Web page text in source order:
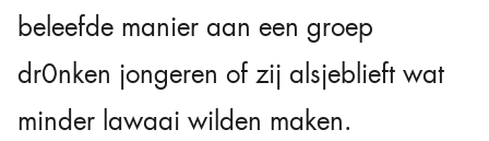
beleefde manier aan een groep
dr0nken jongeren of zij alsjeblieft wat
minder lawaai wilden maken.